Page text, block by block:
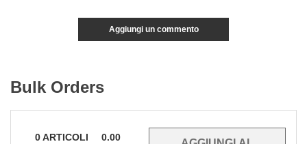
Aggiungi un commento
Bulk Orders
0ARTICOLI
0.00